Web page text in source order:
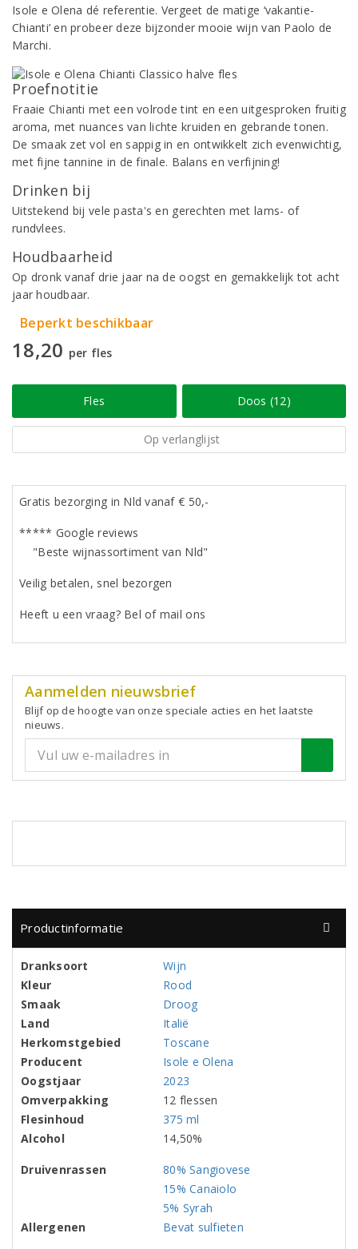
Isole e Olena dé referentie. Vergeet de matige ‘vakantie-
Chianti’ en probeer deze bijzonder mooie wijn van Paolo de
Marchi.
Proefnotitie
Fraaie Chianti met een volrode tint en een uitgesproken fruitig
aroma, met nuances van lichte kruiden en gebrande tonen.
De smaak zet vol en sappig in en ontwikkelt zich evenwichtig,
met fijne tannine in de finale. Balans en verfijning!
Drinken bij
Uitstekend bij vele pasta's en gerechten met lams- of
rundvlees.
Houdbaarheid
Op dronk vanaf drie jaar na de oogst en gemakkelijk tot acht
jaar houdbaar.
Beperkt beschikbaar
18,20 per fles
Fles Doos (12)
Op verlanglijst
Gratis bezorging in Nld vanaf € 50,-
***** Google reviews
"Beste wijnassortiment van Nld"
Veilig betalen, snel bezorgen
Heeft u een vraag? Bel of mail ons
Aanmelden nieuwsbrief
Blijf op de hoogte van onze speciale acties en het laatste
nieuws.
Productinformatie
Dranksoort
Wijn
Kleur
Rood
Smaak
Droog
Land
Italië
Herkomstgebied
Toscane
Producent
Isole e Olena
Oogstjaar
2023
Omverpakking
12 flessen
Flesinhoud
375 ml
Alcohol
14,50%
Druivenrassen
80% Sangiovese
15% Canaiolo
5% Syrah
Allergenen
Bevat sulfieten